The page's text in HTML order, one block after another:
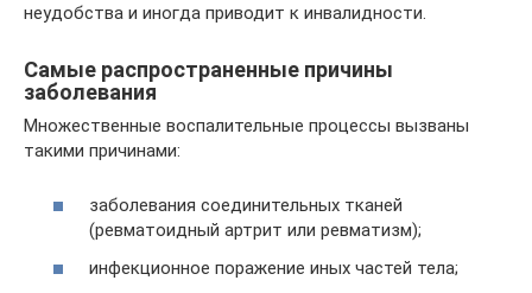
неудобства и иногда приводит к инвалидности.
Самые распространенные причины
заболевания
Множественные воспалительные процессы вызваны
такими причинами:
заболевания соединительных тканей
(ревматоидный артрит или ревматизм);
инфекционное поражение иных частей тела;